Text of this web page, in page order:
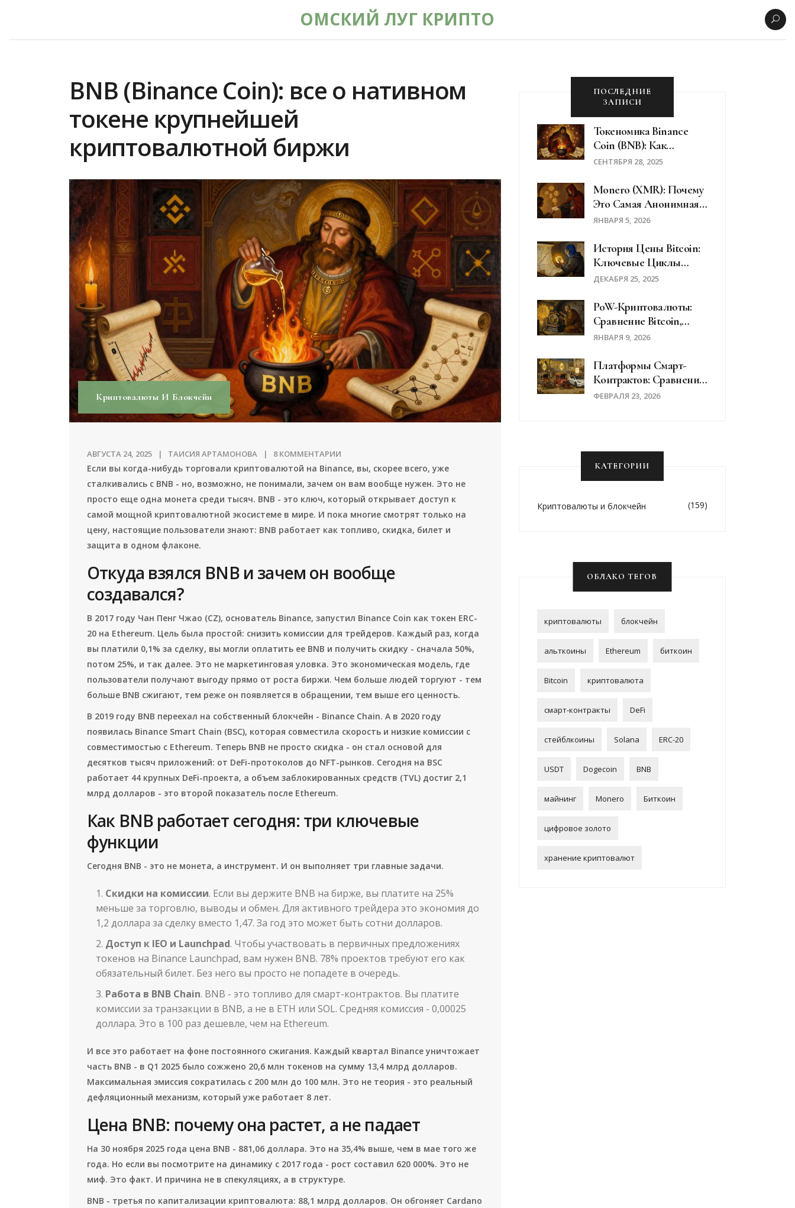
ОМСКИЙ ЛУГ КРИПТО
BNB (Binance Coin): все о нативном
токене крупнейшей
криптовалютной биржи
Криптовалюты И Блокчейн
АВГУСТА 24, 2025 ТАИСИЯ АРТАМОНОВА 8 КОММЕНТАРИИ
Если вы когда-нибудь торговали криптовалютой на Binance, вы, скорее всего, уже
сталкивались с BNB - но, возможно, не понимали, зачем он вам вообще нужен. Это не
просто еще одна монета среди тысяч. BNB - это ключ, который открывает доступ к
самой мощной криптовалютной экосистеме в мире. И пока многие смотрят только на
цену, настоящие пользователи знают: BNB работает как топливо, скидка, билет и
защита в одном флаконе.
Откуда взялся BNB и зачем он вообще
создавался?
В 2017 году Чан Пенг Чжао (CZ), основатель Binance, запустил Binance Coin как токен ERC-
20 на Ethereum. Цель была простой: снизить комиссии для трейдеров. Каждый раз, когда
вы платили 0,1% за сделку, вы могли оплатить ее BNB и получить скидку - сначала 50%,
потом 25%, и так далее. Это не маркетинговая уловка. Это экономическая модель, где
пользователи получают выгоду прямо от роста биржи. Чем больше людей торгуют - тем
больше BNB сжигают, тем реже он появляется в обращении, тем выше его ценность.
В 2019 году BNB переехал на собственный блокчейн - Binance Chain. А в 2020 году
появилась Binance Smart Chain (BSC), которая совместила скорость и низкие комиссии с
совместимостью с Ethereum. Теперь BNB не просто скидка - он стал основой для
десятков тысяч приложений: от DeFi-протоколов до NFT-рынков. Сегодня на BSC
работает 44 крупных DeFi-проекта, а объем заблокированных средств (TVL) достиг 2,1
млрд долларов - это второй показатель после Ethereum.
Как BNB работает сегодня: три ключевые
функции
Сегодня BNB - это не монета, а инструмент. И он выполняет три главные задачи.
Скидки на комиссии. Если вы держите BNB на бирже, вы платите на 25%
меньше за торговлю, выводы и обмен. Для активного трейдера это экономия до
1,2 доллара за сделку вместо 1,47. За год это может быть сотни долларов.
Доступ к IEO и Launchpad. Чтобы участвовать в первичных предложениях
токенов на Binance Launchpad, вам нужен BNB. 78% проектов требуют его как
обязательный билет. Без него вы просто не попадете в очередь.
Работа в BNB Chain. BNB - это топливо для смарт-контрактов. Вы платите
комиссии за транзакции в BNB, а не в ETH или SOL. Средняя комиссия - 0,00025
доллара. Это в 100 раз дешевле, чем на Ethereum.
И все это работает на фоне постоянного сжигания. Каждый квартал Binance уничтожает
часть BNB - в Q1 2025 было сожжено 20,6 млн токенов на сумму 13,4 млрд долларов.
Максимальная эмиссия сократилась с 200 млн до 100 млн. Это не теория - это реальный
дефляционный механизм, который уже работает 8 лет.
Цена BNB: почему она растет, а не падает
На 30 ноября 2025 года цена BNB - 881,06 доллара. Это на 35,4% выше, чем в мае того же
года. Но если вы посмотрите на динамику с 2017 года - рост составил 620 000%. Это не
миф. Это факт. И причина не в спекуляциях, а в структуре.
BNB - третья по капитализации криптовалюта: 88,1 млрд долларов. Он обгоняет Cardano
ПОСЛЕДНИЕ
ЗАПИСИ
Токеномика Binance
Coin (BNB): Как
Работают Сжигания,
У Держателей
СЕНТЯБРЯ 28, 2025
Monero (XMR): Почему
Это Самая Анонимная
Криптовалюта В Мире
ЯНВАРЯ 5, 2026
История Цены Bitcoin:
Ключевые Циклы
Бычьих И Медвежьих
ДЕКАБРЯ 25, 2025
PoW-Криптовалюты:
Сравнение Bitcoin,
Litecoin И Kaspa По
ЯНВАРЯ 9, 2026
Платформы Смарт-
Контрактов: Сравнение
Ethereum, Cardano И
ФЕВРАЛЯ 23, 2026
КАТЕГОРИИ
Криптовалюты и блокчейн (159)
ОБЛАКО ТЕГОВ
криптовалюты блокчейн
альткоины Ethereum биткоин
Bitcoin криптовалюта
смарт-контракты DeFi
стейблкоины Solana ERC-20
USDT Dogecoin BNB
майнинг Monero Биткоин
цифровое золото
хранение криптовалют